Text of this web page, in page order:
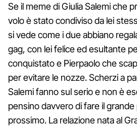
Se il meme di Giulia Salemi che
volo è stato condiviso da lei
si vede come i due abbiano
gag, con lei felice ed esultante
conquistato e Pierpaolo che
per evitare le nozze. Scherzi a
Salemi fanno sul serio e non è
pensino davvero di fare il
prossimo. La relazione nata al